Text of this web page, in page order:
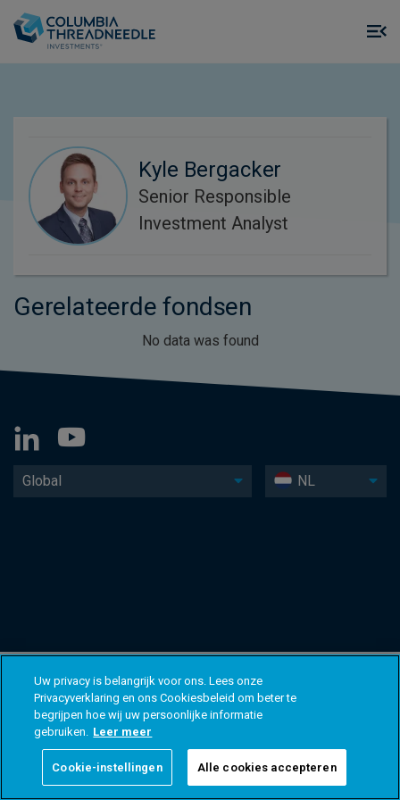
Kyle Bergacker
Senior Responsible
Investment Analyst
Gerelateerde fondsen
No data was found
Global NL
Uw privacy is belangrijk voor ons. Lees onze
Privacyverklaring en ons Cookiesbeleid om beter te
begrijpen hoe wij uw persoonlijke informatie
gebruiken. Leer meer
Cookie-instellingen Alle cookies accepteren